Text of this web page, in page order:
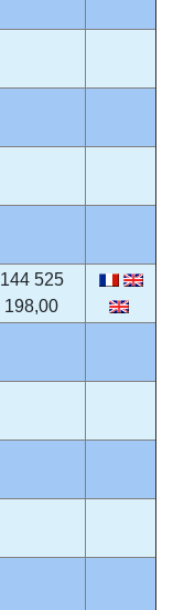
144 525
198,00